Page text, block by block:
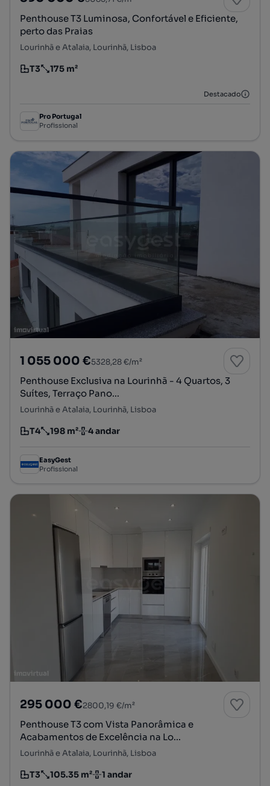
Penthouse T3 Luminosa, Confortável e Eficiente,
perto das Praias
Lourinhã e Atalaia, Lourinhã, Lisboa
Tipologia
T3
Preço por metro quadrado
175 m²
Destacado
Pro Portugal
Profissional
1 055 000 €5328,28 €/m²
Penthouse Exclusiva na Lourinhã - 4 Quartos, 3
Suítes, Terraço Pano...
Lourinhã e Atalaia, Lourinhã, Lisboa
Tipologia
T4
Preço por metro quadrado
198 m²
Andar 4 andar
EasyGest
Profissional
295 000 €2800,19 €/m²
Penthouse T3 com Vista Panorâmica e
Acabamentos de Excelência na Lo...
Lourinhã e Atalaia, Lourinhã, Lisboa
Tipologia
T3
Preço por metro quadrado
105.35 m²
Andar 1 andar